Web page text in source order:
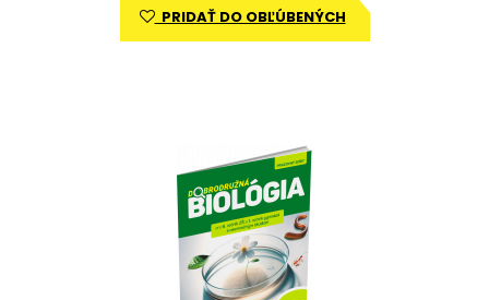
PRIDAŤ DO OBĽÚBENÝCH